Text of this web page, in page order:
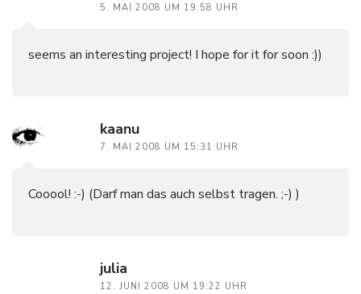
5. MAI 2008 UM 19:58 UHR
seems an interesting project! I hope for it for soon :))
kaanu
7. MAI 2008 UM 15:31 UHR
Cooool! :-) (Darf man das auch selbst tragen. ;-) )
julia
12. JUNI 2008 UM 19:22 UHR